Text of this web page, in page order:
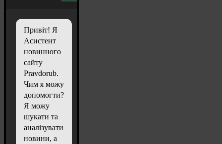
Привіт! Я
Асистент
новинного
сайту
Pravdorub.
Чим я можу
допомогти?
Я можу
шукати та
аналізувати
новини, а